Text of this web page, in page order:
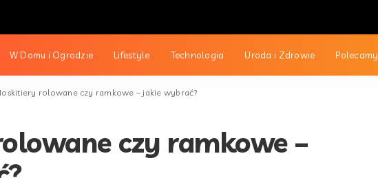
W Domu i Ogrodzie Lifestyle Technologia Uroda i Zdrowie Polecamy
rolowane czy ramkowe – jakie wybrać?
czy ramkowe –